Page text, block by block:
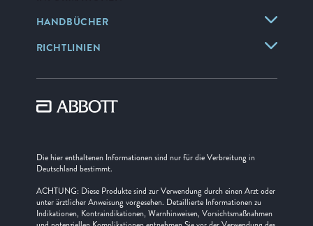
HANDBÜCHER
RICHTLINIEN
Die hier enthaltenen Informationen sind nur für die Verbreitung in
Deutschland bestimmt.
ACHTUNG: Diese Produkte sind zur Verwendung durch einen Arzt oder
unter ärztlicher Anweisung vorgesehen. Detaillierte Informationen zu
Indikationen, Kontraindikationen, Warnhinweisen, Vorsichtsmaßnahmen